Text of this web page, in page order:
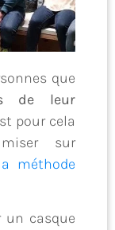
que
de leur
pour cela
sur
méthode
un casque